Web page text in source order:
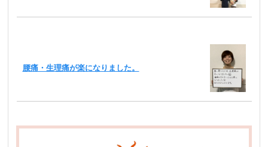
腰痛・生理痛が楽になりました。